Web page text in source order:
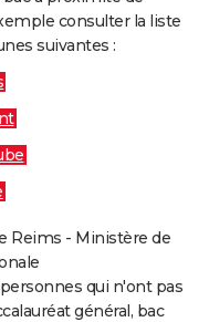
consulter la liste
suivantes :
Reims - Ministère de
qui n'ont pas
général, bac